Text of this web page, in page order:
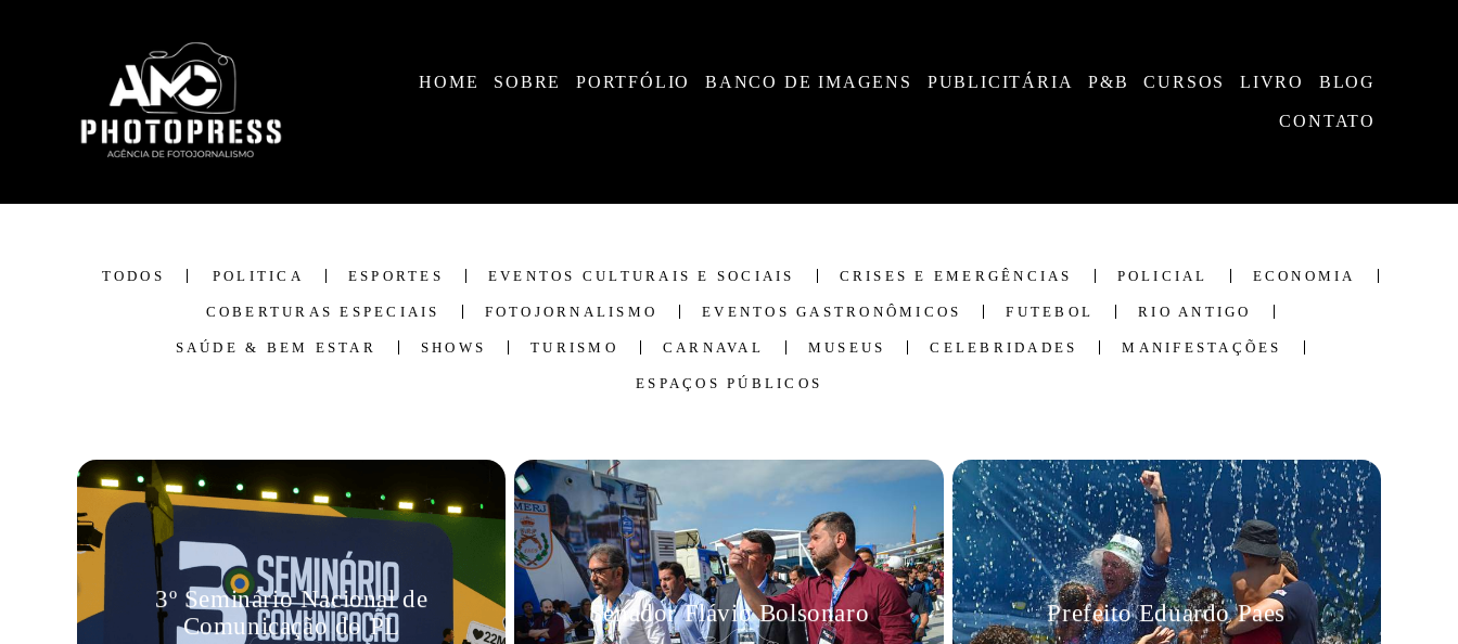
HOME SOBRE PORTFÓLIO BANCO DE IMAGENS PUBLICITÁRIA P&B CURSOS LIVRO BLOG
CONTATO
TODOS POLITICA ESPORTES EVENTOS CULTURAIS E SOCIAIS CRISES E EMERGÊNCIAS POLICIAL ECONOMIA
COBERTURAS ESPECIAIS FOTOJORNALISMO EVENTOS GASTRONÔMICOS FUTEBOL RIO ANTIGO
SAÚDE & BEM ESTAR SHOWS TURISMO CARNAVAL MUSEUS CELEBRIDADES MANIFESTAÇÕES
ESPAÇOS PÚBLICOS
3º Seminário Nacional de
Comunicação do PL
Senador Flávio Bolsonaro Prefeito Eduardo Paes